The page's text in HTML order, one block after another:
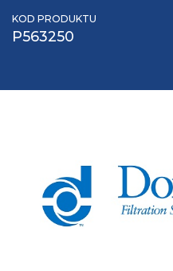
KOD PRODUKTU
P563250